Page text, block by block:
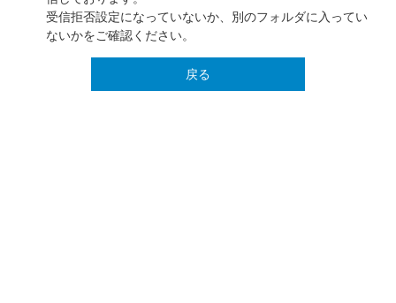
受信拒否設定になっていないか、別のフォルダに入ってい
ないかをご確認ください。
戻る